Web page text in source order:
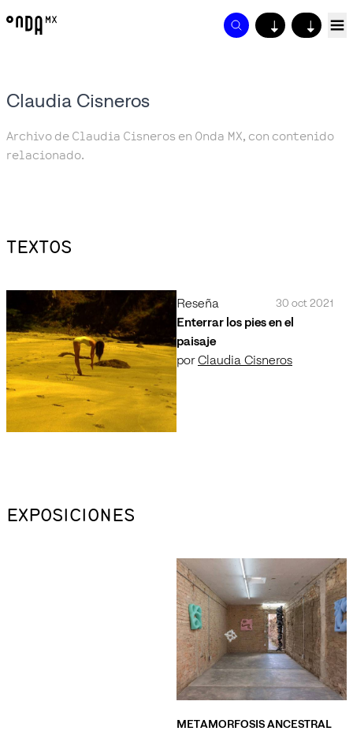
↓ ↓
Claudia Cisneros
Archivo de Claudia Cisneros en Onda MX, con contenido
relacionado.
TEXTOS
Reseña 30 oct 2021
Enterrar los pies en el
paisaje
por Claudia Cisneros
EXPOSICIONES
METAMORFOSIS ANCESTRAL